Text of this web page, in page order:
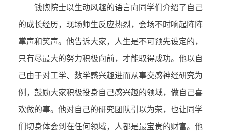
钱煦院士以生动风趣的语言向同学们介绍了自己
的成长经历，现场师生反应热烈，会场不时响起阵阵
掌声和笑声。他告诉大家，人生是不可预先设定的，
只有尽最大的努力积极向前，才能取得成功。他以自
己由于对工学、数学感兴趣进而从事交感神经研究为
例，鼓励大家积极投身自己感兴趣的领域，做自己喜
欢做的事。他对自己的研究团队引以为荣，也让同学
们切身体会到在任何领域，人都是最宝贵的财富。他